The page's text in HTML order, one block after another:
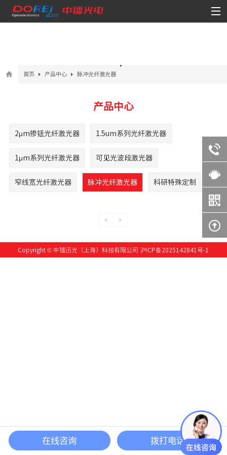
首页 产品中心 脉冲光纤激光器
产品中心
2μm掺铥光纤激光器 1.5um系列光纤激光器
1μm系列光纤激光器 可见光波段激光器
窄线宽光纤激光器 脉冲光纤激光器 科研特殊定制
« »
Copyright © 中镭迅光（上海）科技有限公司 沪ICP备2025142841号-1
在线咨询 拨打电话